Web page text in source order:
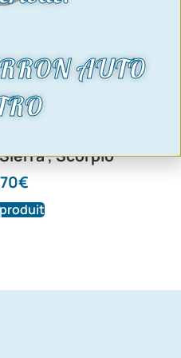
de transmission |
, Scorpio
€
AUTO